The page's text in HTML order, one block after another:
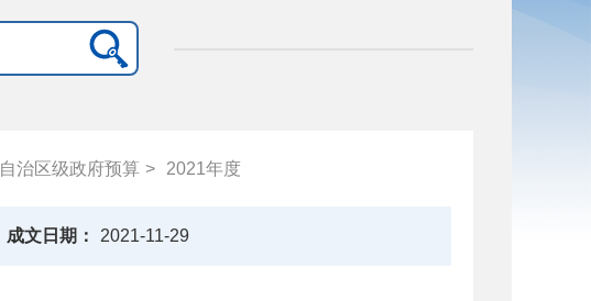
自治区级政府预算 > 2021年度
成文日期： 2021-11-29